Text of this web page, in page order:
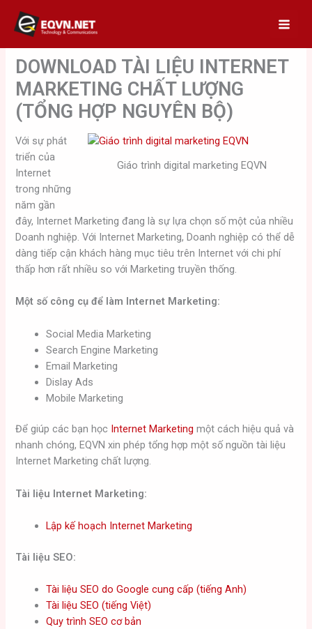
content
DOWNLOAD TÀI LIỆU INTERNET
MARKETING CHẤT LƯỢNG
(TỔNG HỢP NGUYÊN BỘ)
Giáo trình digital marketing EQVN
Với sự phát
triển của
Internet
trong những
năm gần
đây, Internet Marketing đang là sự lựa chọn số một của nhiều
Doanh nghiệp. Với Internet Marketing, Doanh nghiệp có thể dễ
dàng tiếp cận khách hàng mục tiêu trên Internet với chi phí
thấp hơn rất nhiều so với Marketing truyền thống.
Một số công cụ để làm Internet Marketing:
Social Media Marketing
Search Engine Marketing
Email Marketing
Dislay Ads
Mobile Marketing
Để giúp các bạn học Internet Marketing một cách hiệu quả và
nhanh chóng, EQVN xin phép tổng hợp một số nguồn tài liệu
Internet Marketing chất lượng.
Tài liệu Internet Marketing:
Lập kế hoạch Internet Marketing
Tài liệu SEO:
Tài liệu SEO do Google cung cấp (tiếng Anh)
Tài liệu SEO (tiếng Việt)
Quy trình SEO cơ bản